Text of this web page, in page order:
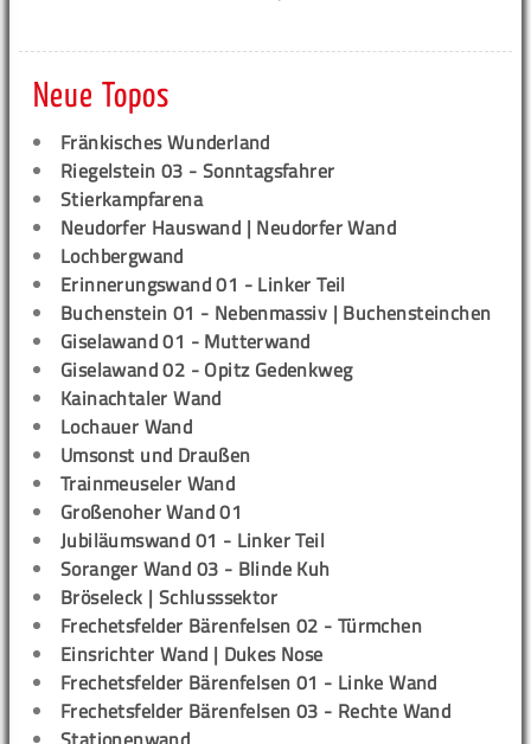
Neue Topos
Fränkisches Wunderland
Riegelstein 03 - Sonntagsfahrer
Stierkampfarena
Neudorfer Hauswand | Neudorfer Wand
Lochbergwand
Erinnerungswand 01 - Linker Teil
Buchenstein 01 - Nebenmassiv | Buchensteinchen
Giselawand 01 - Mutterwand
Giselawand 02 - Opitz Gedenkweg
Kainachtaler Wand
Lochauer Wand
Umsonst und Draußen
Trainmeuseler Wand
Großenoher Wand 01
Jubiläumswand 01 - Linker Teil
Soranger Wand 03 - Blinde Kuh
Bröseleck | Schlusssektor
Frechetsfelder Bärenfelsen 02 - Türmchen
Einsrichter Wand | Dukes Nose
Frechetsfelder Bärenfelsen 01 - Linke Wand
Frechetsfelder Bärenfelsen 03 - Rechte Wand